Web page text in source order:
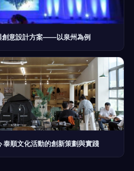
創意設計方案——以泉州為例
泰順文化活動的創新策劃與實踐